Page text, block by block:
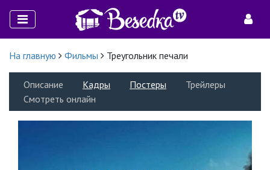
На главную Фильмы Треугольник печали
Описание Кадры Постеры
Трейлеры
Смотреть онлайн